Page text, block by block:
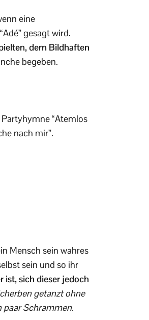
eine
gesagt wird.
dem Bildhaften
begeben.
“Atemlos
nach mir”.
Mensch sein wahres
sein und so ihr
ist, sich dieser jedoch
getanzt ohne
paar Schrammen.